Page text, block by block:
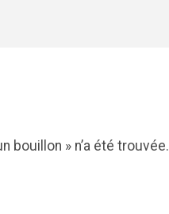
bouillon » n’a été trouvée.